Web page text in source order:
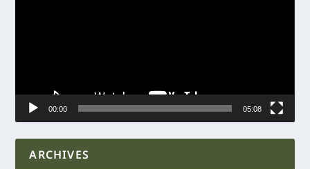
00:00 05:08
ARCHIVES